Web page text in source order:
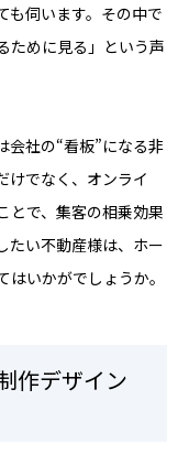
も伺います。その中で
ために見る」という声
会社の“看板”になる非
けでなく、オンライ
とで、集客の相乗効果
たい不動産様は、ホー
いかがでしょうか。
作デザイン